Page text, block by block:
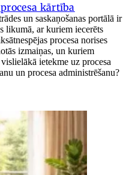
kārtība
un saskaņošanas portālā ir
likumā, ar kuriem iecerēts
procesa norises
izmaiņas, un kuriem
ietekme uz procesa
un procesa administrēšanu?